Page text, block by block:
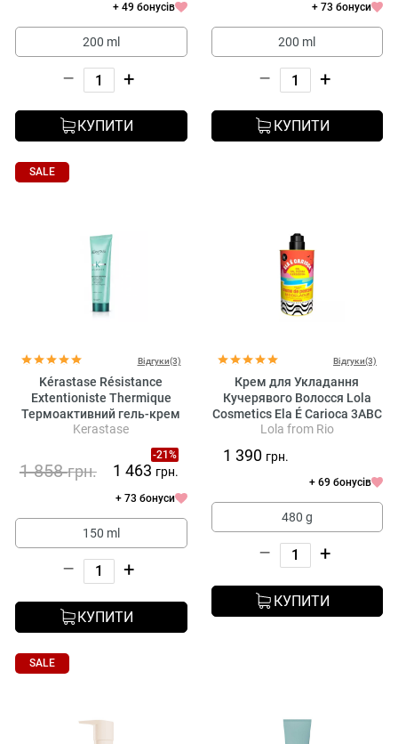
+ 49 бонусів
200 ml
– +
КУПИТИ
+ 73 бонуси
200 ml
– +
КУПИТИ
SALE
Відгуки(3)
Kérastase Résistance
Extentioniste Thermique
Термоактивний гель-крем
для зміцнення волосся
Kerastase
-21%
1 858грн. 1 463 грн.
+ 73 бонуси
150 ml
– +
КУПИТИ
Відгуки(3)
Крем для Укладання
Кучерявого Волосся Lola
Cosmetics Ela É Carioca 3ABC
Cream
Lola from Rio
1 390 грн.
+ 69 бонусів
480 g
– +
КУПИТИ
SALE